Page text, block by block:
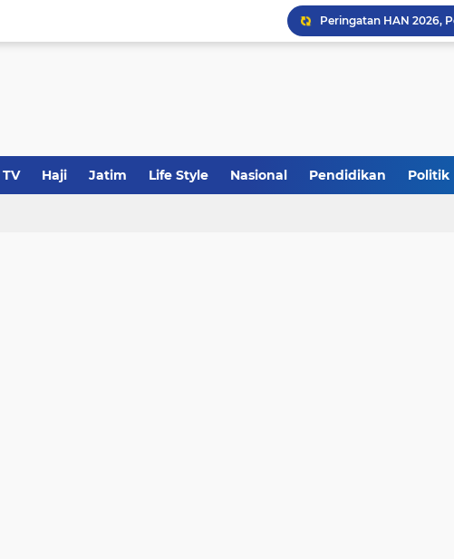
Sinergi Fiskal Moneter:
Haji Jatim Life Style Nasional Pendidikan Politik